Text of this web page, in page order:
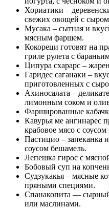
Хориатики –
свежих овощей с
Мусака – сытная и
мясным фаршем.
Кокореци готовят на
гриле рулета с
Ципура схарарс –
Гаридес саганаки –
приготовленных с
Ахиносалата –
лимонным соком и
Фаршированные
Кавурья ме ангинарес
крабовое мясо с
Пастицио – запеканка
соусом бешамель.
Лепешка гирос с
Бобовый суп на
Судзукакья – мясные
пряными специями.
Спанакопита —
или маслинами.